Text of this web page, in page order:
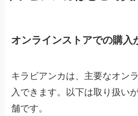
オンラインストアでの購入
キラビアンカは、主要なオン
入できます。以下は取り扱い
舗です。